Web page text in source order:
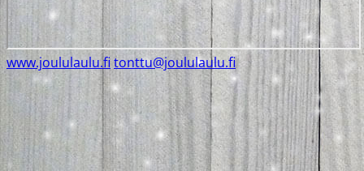
www.joululaulu.fitonttu@joululaulu.fi